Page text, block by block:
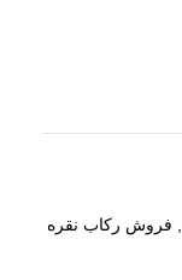
فروش رکاب نقره